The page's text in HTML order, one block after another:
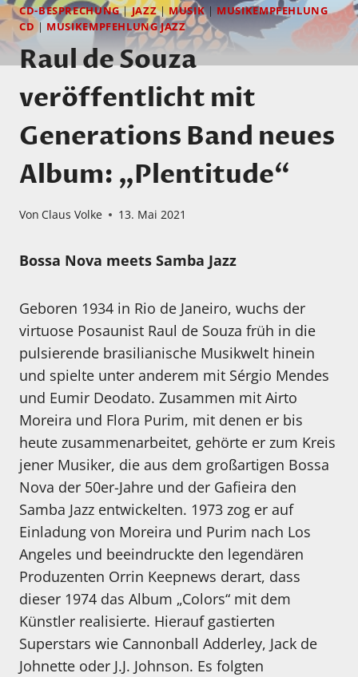
CD-BESPRECHUNG|JAZZ|MUSIK| MUSIKEMPFEHLUNG
CD | MUSIKEMPFEHLUNG JAZZ
Raul de Souza
veröffentlicht mit
Generations Band neues
Album: „Plentitude“
Von Claus Volke 13. Mai 2021
Bossa Nova meets Samba Jazz
Geboren 1934 in Rio de Janeiro, wuchs der
virtuose Posaunist Raul de Souza früh in die
pulsierende brasilianische Musikwelt hinein
und spielte unter anderem mit Sérgio Mendes
und Eumir Deodato. Zusammen mit Airto
Moreira und Flora Purim, mit denen er bis
heute zusammenarbeitet, gehörte er zum Kreis
jener Musiker, die aus dem großartigen Bossa
Nova der 50er-Jahre und der Gafieira den
Samba Jazz entwickelten. 1973 zog er auf
Einladung von Moreira und Purim nach Los
Angeles und beeindruckte den legendären
Produzenten Orrin Keepnews derart, dass
dieser 1974 das Album „Colors“ mit dem
Künstler realisierte. Hierauf gastierten
Superstars wie Cannonball Adderley, Jack de
Johnette oder J.J. Johnson. Es folgten